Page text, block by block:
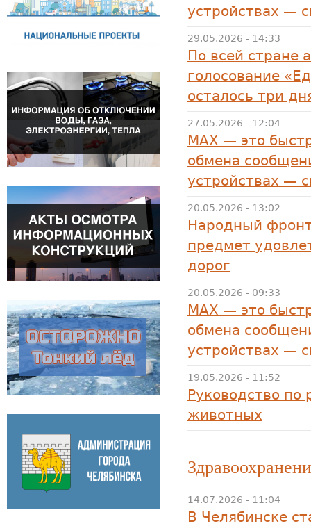
устройствах —
29.05.2026 - 14:33
По всей стране
голосование
осталось три
27.05.2026 - 12:04
MAX — это
обмена
устройствах —
20.05.2026 - 13:02
Народный
предмет
дорог
20.05.2026 - 09:33
MAX — это
обмена
устройствах —
19.05.2026 - 11:52
Руководство по
животных
14.07.2026 - 11:04
В Челябинске